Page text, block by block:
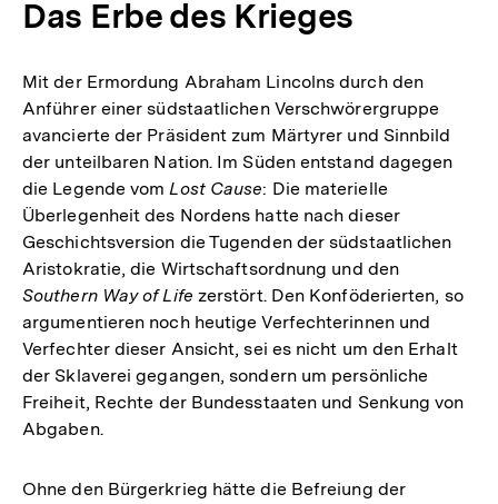
Das Erbe des Krieges
Mit der Ermordung Abraham Lincolns durch den
Anführer einer südstaatlichen Verschwörergruppe
avancierte der Präsident zum Märtyrer und Sinnbild
der unteilbaren Nation. Im Süden entstand dagegen
die Legende vomLost Cause: Die materielle
Überlegenheit des Nordens hatte nach dieser
Geschichtsversion die Tugenden der südstaatlichen
Aristokratie, die Wirtschaftsordnung und den
Southern Way of Life zerstört. Den Konföderierten, so
argumentieren noch heutige Verfechterinnen und
Verfechter dieser Ansicht, sei es nicht um den Erhalt
der Sklaverei gegangen, sondern um persönliche
Freiheit, Rechte der Bundesstaaten und Senkung von
Abgaben.
Ohne den Bürgerkrieg hätte die Befreiung der